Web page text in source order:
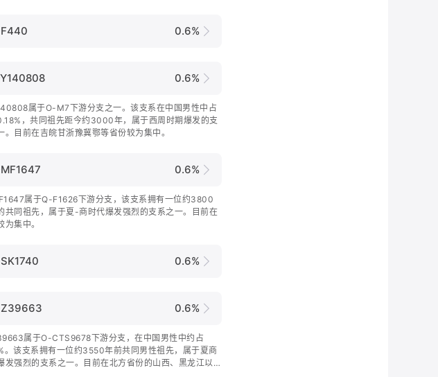
0.6%
0.6%
属于O-M7下游分支之一。该支系在中国男性中占
，共同祖先距今约3000年，属于西周时期爆发的支
。目前在吉皖甘浙豫冀鄂等省份较为集中。
0.6%
属于Q-F1626下游分支，该支系拥有一位约3800
共同祖先，属于夏-商时代爆发强烈的支系之一。目前在
为集中。
0.6%
0.6%
属于O-CTS9678下游分支，在中国男性中约占
。该支系拥有一位约3550年前共同男性祖先，属于夏商
发强烈的支系之一。目前在北方省份的山西、黑龙江以及